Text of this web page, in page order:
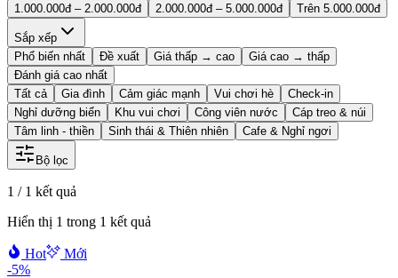
1.000.000đ – 2.000.000đ
2.000.000đ – 5.000.000đ Trên 5.000.000đ
Sắp xếp
Phổ biến nhất
Đề xuất Giá thấp → cao
Giá cao → thấp
Đánh giá cao nhất
Tất cả
Gia đình Cảm giác mạnh Vui chơi hè
Check-in
Nghỉ dưỡng biển
Khu vui chơi Công viên nước
Cáp treo & núi
Tâm linh - thiền
Sinh thái & Thiên nhiên Cafe & Nghỉ ngơi
Bộ lọc
1 / 1 kết quả
Hiển thị 1 trong 1 kết quả
Hot
Mới
-5%